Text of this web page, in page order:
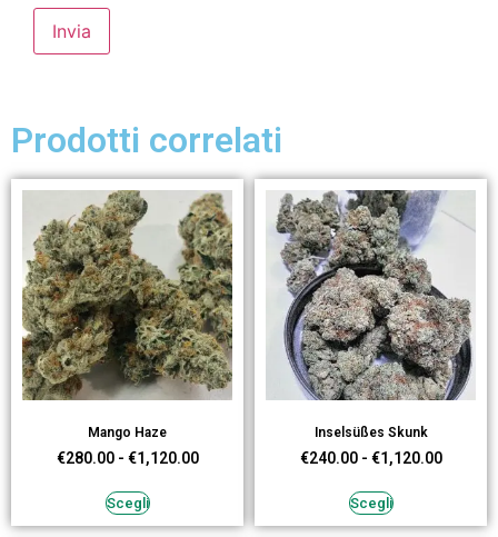
Prodotti correlati
Mango Haze
€280.00 - €1,120.00
Scegli
Inselsüßes Skunk
€240.00 - €1,120.00
Scegli